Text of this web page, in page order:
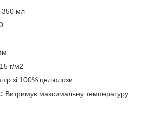
350 мл
г/м2
зі 100% целюлози
Витримує максимальну температуру